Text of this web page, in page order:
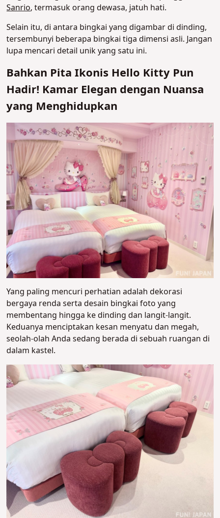
Sanrio, termasuk orang dewasa, jatuh hati.
Selain itu, di antara bingkai yang digambar di dinding,
tersembunyi beberapa bingkai tiga dimensi asli. Jangan
lupa mencari detail unik yang satu ini.
Bahkan Pita Ikonis Hello Kitty Pun
Hadir! Kamar Elegan dengan Nuansa
yang Menghidupkan
Yang paling mencuri perhatian adalah dekorasi
bergaya renda serta desain bingkai foto yang
membentang hingga ke dinding dan langit-langit.
Keduanya menciptakan kesan menyatu dan megah,
seolah-olah Anda sedang berada di sebuah ruangan di
dalam kastel.